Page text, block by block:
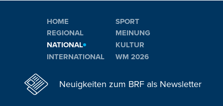
HOME
REGIONAL
NATIONAL
INTERNATIONAL
SPORT
MEINUNG
KULTUR
WM 2026
Neuigkeiten zum BRF als Newsletter